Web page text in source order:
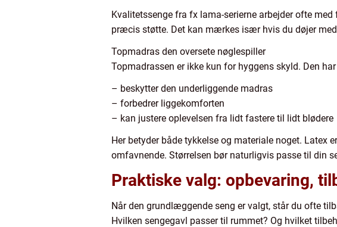
Kvalitetssenge fra fx lama-serierne arbejder ofte
præcis støtte. Det kan mærkes især hvis du døjer
Topmadras den oversete nøglespiller
Topmadrassen er ikke kun for hyggens skyld. Den
– beskytter den underliggende madras
– forbedrer liggekomforten
– kan justere oplevelsen fra lidt fastere til lidt blødere
Her betyder både tykkelse og materiale noget. Latex
omfavnende. Størrelsen bør naturligvis passe til din
Praktiske valg: opbevaring,
Når den grundlæggende seng er valgt, står du ofte
Hvilken sengegavl passer til rummet? Og hvilket